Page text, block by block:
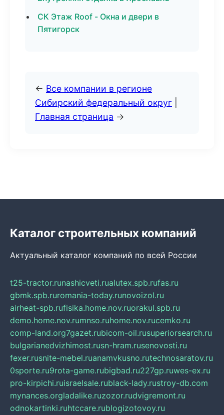
СК Этаж Roof - Окна и двери в
Пятигорск
← Все компании в регионе
Сибирский федеральный округ
Главная страница →
Каталог строительных компаний
Актуальный каталог компаний по всей России
t25-tractor.runashicveti.rualutex.spb.rufas.ru
gbmk.spb.ruromania-today.runovoizol.ru
airheat-spb.rufisika.home.nov.ruorakul.spb.ru
demo.home.nov.rumnso.ruhome.nov.rucemko.ru
comp-land.org7gazet.rubicom-oil.rusuperiorsearch.ru
bulgarianedvizhimost.rusn-hram.rusenovosti.ru
fexer.rusnite-mebel.ruanamvkusno.rutechnosaratov.ru
0sporte.ru9rota-game.rubigbad.ru227gp.ruwes-ex.ru
pro-kirpichi.ruisraelsale.rublack-lady.rustroy-db.com
mynances.orgladalike.ruzozor.rudvigremont.ru
odnokartinki.ruhtccare.rublogizotovoy.ru